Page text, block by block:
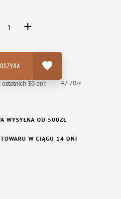
ostatnich 30 dni: zł
42.70
WYSYŁKA OD 500ZŁ
W CIĄGU 14 DNI